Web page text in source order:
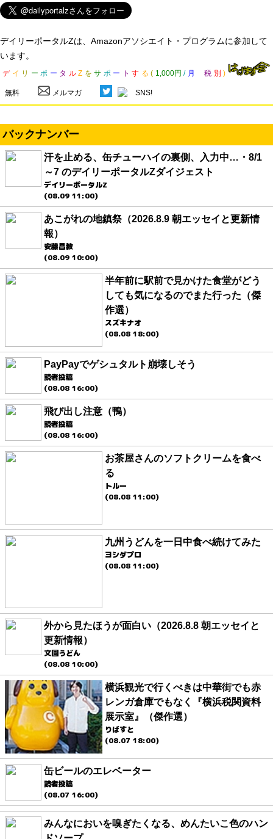
デイリーポータルZは、Amazonアソシエイト・プログラムに参加して
います。
デ イ リ ー ポ ー タ ル Z を サ ポ ー ト す る ( 1,000円 / 月 税 別 )
無料 メルマガ SNS!
バックナンバー
汗を止める、缶チューハイの裏側、入力中…・8/1
～7 のデイリーポータルZダイジェスト
デイリーポータルZ
(08.09 11:00)
あこがれの地鎮祭（2026.8.9 朝エッセイと更新情
報）
安藤昌教
(08.09 10:00)
半年前に駅前で見かけた食堂がどう
しても気になるのでまた行った（傑
作選）
スズキナオ
(08.08 18:00)
PayPayでゲシュタルト崩壊しそう
読者投稿
(08.08 16:00)
飛び出し注意（鴨）
読者投稿
(08.08 16:00)
お茶屋さんのソフトクリームを食べ
る
トルー
(08.08 11:00)
九州うどんを一日中食べ続けてみた
ヨシダプロ
(08.08 11:00)
外から見たほうが面白い（2026.8.8 朝エッセイと
更新情報）
文園うどん
(08.08 10:00)
横浜観光で行くべきは中華街でも赤
レンガ倉庫でもなく『横浜税関資料
展示室』（傑作選）
りばすと
(08.07 18:00)
缶ビールのエレベーター
読者投稿
(08.07 16:00)
みんなにおいを嗅ぎたくなる、めんたいこ色のハン